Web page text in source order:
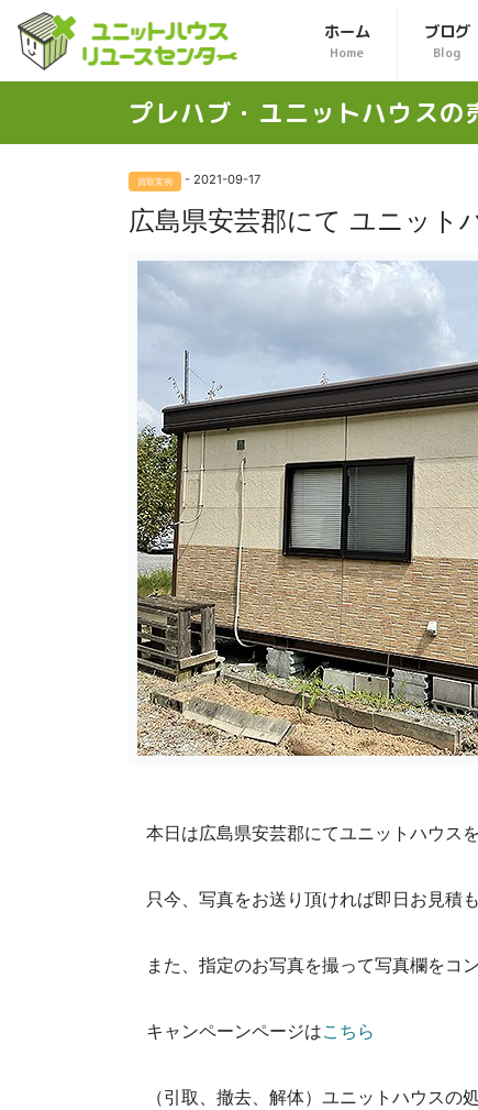
ホーム
Home
ブログ
Blog
プレハブ・ユニットハウスの
買取実例 - 2021-09-17
広島県安芸郡にて ユニット
本日は広島県安芸郡にてユニットハウス
只今、写真をお送り頂ければ即日お見積
また、指定のお写真を撮って写真欄をコ
キャンペーンページはこちら
（引取、撤去、解体）ユニットハウスの